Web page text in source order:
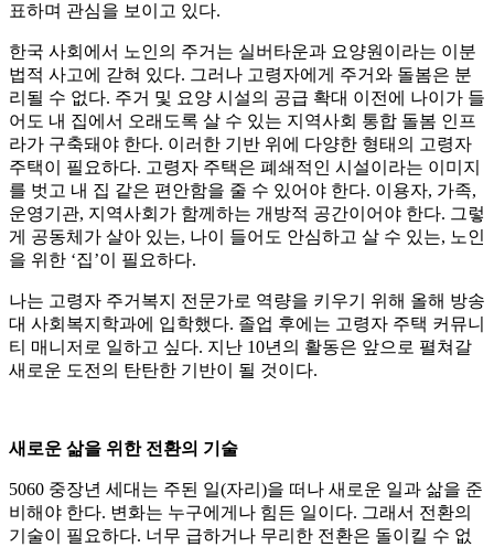
표하며 관심을 보이고 있다.
한국 사회에서 노인의 주거는 실버타운과 요양원이라는 이분
법적 사고에 갇혀 있다. 그러나 고령자에게 주거와 돌봄은 분
리될 수 없다. 주거 및 요양 시설의 공급 확대 이전에 나이가 들
어도 내 집에서 오래도록 살 수 있는 지역사회 통합 돌봄 인프
라가 구축돼야 한다. 이러한 기반 위에 다양한 형태의 고령자
주택이 필요하다. 고령자 주택은 폐쇄적인 시설이라는 이미지
를 벗고 내 집 같은 편안함을 줄 수 있어야 한다. 이용자, 가족,
운영기관, 지역사회가 함께하는 개방적 공간이어야 한다. 그렇
게 공동체가 살아 있는, 나이 들어도 안심하고 살 수 있는, 노인
을 위한 ‘집’이 필요하다.
나는 고령자 주거복지 전문가로 역량을 키우기 위해 올해 방송
대 사회복지학과에 입학했다. 졸업 후에는 고령자 주택 커뮤니
티 매니저로 일하고 싶다. 지난 10년의 활동은 앞으로 펼쳐갈
새로운 도전의 탄탄한 기반이 될 것이다.
새로운 삶을 위한 전환의 기술
5060 중장년 세대는 주된 일(자리)을 떠나 새로운 일과 삶을 준
비해야 한다. 변화는 누구에게나 힘든 일이다. 그래서 전환의
기술이 필요하다. 너무 급하거나 무리한 전환은 돌이킬 수 없